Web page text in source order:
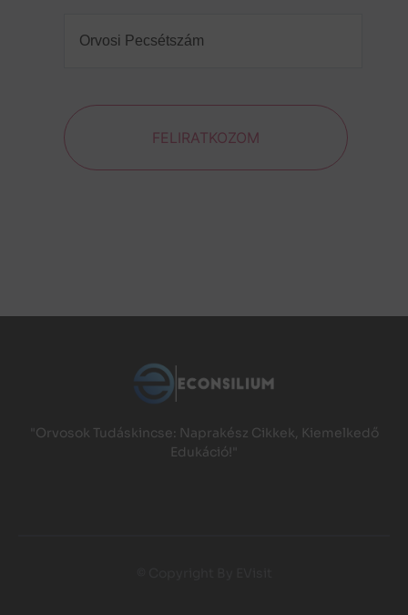
Pecsétszám(Required)
FELIRATKOZOM
"Orvosok Tudáskincse: Naprakész Cikkek, Kiemelkedő
Edukáció!"